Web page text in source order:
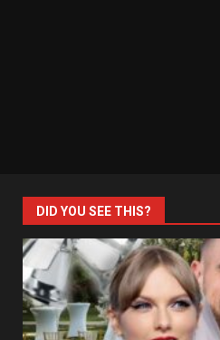
DID YOU SEE THIS?